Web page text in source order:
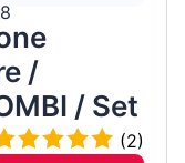
/
/ Set
(2)